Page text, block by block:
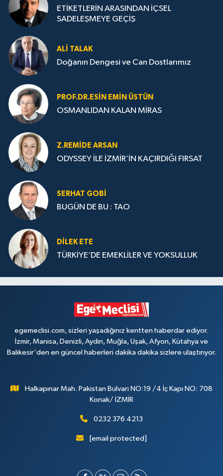
ETİKETLERİN ARASINDAN İÇSEL
SADELEŞMEYE GEÇİŞ
ALI TALAK
Doğanın Dengesi ve Can Dostlarımız
PROF.DR.ESIN EMIN ÜSTÜN
OSMANLIDAN KALAN MİRAS
Z.REMIDE ARSAN
ODYSSEY İLE İZMİR’İN KAÇIRDIĞI FIRSAT
SERHAT GOBİ
BUGÜN DE BU : TAO
DILEK ETE
TÜRKİYE’DE EMEKLİLER VE YOKSULLUK
egemeclisi.com, sizleri yaşadığınız kentten haberdar ediyor.
İzmir, Manisa, Denizli, Aydın, Muğla, Uşak, Afyon, Kütahya ve
Balıkesir'den en güncel haberleri dakika dakika sizlere ulaştırıyor.
Halkapınar Mah. Pakistan Bulvarı NO:19 /4 İç Kapı NO: 708
Konak/ İZMİR
0232 376 4213
[email protected]